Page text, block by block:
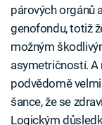
párových orgánů
genofondu, totiž
možným
asymetričností. A
podvědomě
šance, že se
Logickým